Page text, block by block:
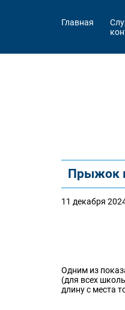
Главная
Прыжок
11 декабря
Одним из
(для всех
длину с места